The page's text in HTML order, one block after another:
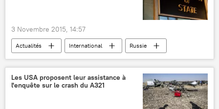
3 Novembre 2015, 14:57
Actualités International
Russie
États-Unis
Syrie
Elizabeth Trudeau
Département d'Etat des Etats-Unis
renseignement
bombardements
démenti
Les USA proposent leur assistance à
l'enquête sur le crash du А321